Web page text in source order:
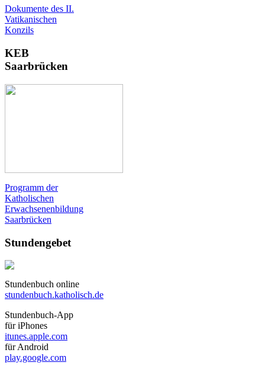
Dokumente des II.
Vatikanischen
Konzils
KEB
Saarbrücken
Programm der
Katholischen
Erwachsenenbildung
Saarbrücken
Stundengebet
Stundenbuch online
stundenbuch.katholisch.de
Stundenbuch-App
für iPhones
itunes.apple.com
für Android
play.google.com